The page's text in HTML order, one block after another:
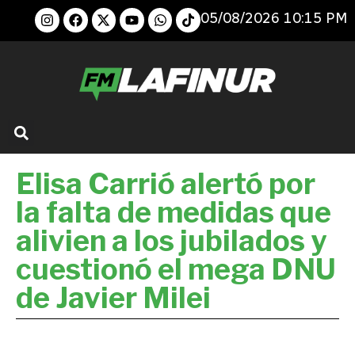
05/08/2026 10:15 PM
Elisa Carrió alertó por
la falta de medidas que
alivien a los jubilados y
cuestionó el mega DNU
de Javier Milei